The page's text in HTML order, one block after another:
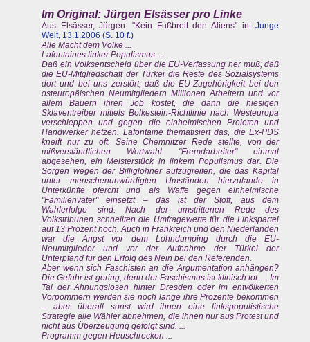
Im Original: Jürgen Elsässer pro Linke
Aus Elsässer, Jürgen: "Kein Fußbreit den Aliens" in:Junge
Welt, 13.1.2006 (S. 10 f.)
Alle Macht dem Volke ...
Lafontaines linker Populismus ...
Daß ein Volksentscheid über die EU-Verfassung her muß; daß
die EU-Mitgliedschaft der Türkei die Reste des Sozialsystems
dort und bei uns zerstört; daß die EU-Zugehörigkeit bei den
osteuropäischen Neumitgliedern Millionen Arbeitern und vor
allem Bauern ihren Job kostet, die dann die hiesigen
Sklaventreiber mittels Bolkestein-Richtlinie nach Westeuropa
verschleppen und gegen die einheimischen Proleten und
Handwerker hetzen. Lafontaine thematisiert das, die Ex-PDS
kneift nur zu oft. Seine Chemnitzer Rede stellte, von der
mißverständlichen Wortwahl "Fremdarbeiter" einmal
abgesehen, ein Meisterstück in linkem Populismus dar. Die
Sorgen wegen der Billiglöhner aufzugreifen, die das Kapital
unter menschenunwürdigten Umständen hierzulande in
Unterkünfte pfercht und als Waffe gegen einheimische
"Familienväter" einsetzt – das ist der Stoff, aus dem
Wahlerfolge sind. Nach der umstrittenen Rede des
Volkstribunen schnellten die Umfragewerte für die Linkspartei
auf 13 Prozent hoch. Auch in Frankreich und den Niederlanden
war die Angst vor dem Lohndumping durch die EU-
Neumitglieder und vor der Aufnahme der Türkei der
Unterpfand für den Erfolg des Nein bei den Referenden.
Aber wenn sich Faschisten an die Argumentation anhängen?
Die Gefahr ist gering, denn der Faschismus ist klinisch tot. ... Im
Tal der Ahnungslosen hinter Dresden oder im entvölkerten
Vorpommern werden sie noch lange ihre Prozente bekommen
– aber überall sonst wird ihnen eine linkspopulistische
Strategie alle Wähler abnehmen, die ihnen nur aus Protest und
nicht aus Überzeugung gefolgt sind. ...
Programm gegen Heuschrecken ...